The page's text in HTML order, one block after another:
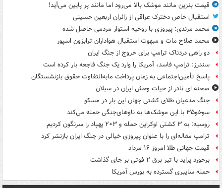
قیمت بنزین مانند موشک بالا می‌رود اما مانند پر پایین می‌آید!
استقبال خاص دخترک عراقی از زائران اربعین حسینی
محمد مرندی: پیروزی با روحیه استوار مردمی حاصل شده
محمد صلاح مات و مبهوت استقبال هواداران ترابزون اسپور
دو راهی دردناک ترامپ برای خروج از جنگ ایران
سندرز: ترامپ فاسد، آمریکا را وارد یک جنگ فاجعه بار کرده است
پاسخ تأمین‌اجتماعی به زمان پرداخت مابه‌التفاوت حقوق بازنشستگان
صحنه ای نادر از حیات وحش ایران در سبلان
جنگ مدعیان طلای کشتی جهان این بار در مسکو
سوخو۳۵ با این موشک‌ها به ناوهای‌جنگی حمله می‌کند
روسیه: به ۳ کشتی اوکراین حمله و ۲۰۳ پهپاد را سرنگون کردیم
ترامپ مقاله‌ای را با عنوان پیروزی خیالی در جنگ ایران بازنشر کرد
قیمت جهانی طلا امروز ۱۶ مرداد
برخورد پراید با تیر برق ۲ فوتی بر جای گذاشت
حمله سایبری گسترده به بورس آمریکا